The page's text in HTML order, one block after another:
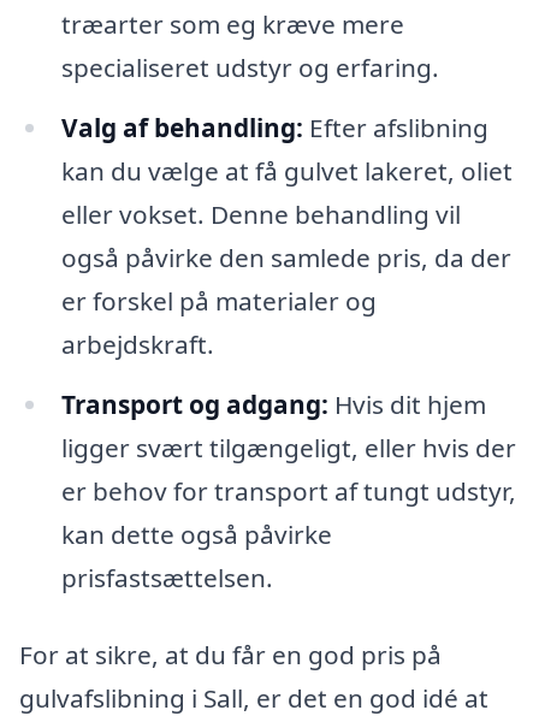
træarter som eg kræve mere
specialiseret udstyr og erfaring.
Valg af behandling: Efter afslibning
kan du vælge at få gulvet lakeret, oliet
eller vokset. Denne behandling vil
også påvirke den samlede pris, da der
er forskel på materialer og
arbejdskraft.
Transport og adgang: Hvis dit hjem
ligger svært tilgængeligt, eller hvis der
er behov for transport af tungt udstyr,
kan dette også påvirke
prisfastsættelsen.
For at sikre, at du får en god pris på
gulvafslibning i Sall, er det en god idé at